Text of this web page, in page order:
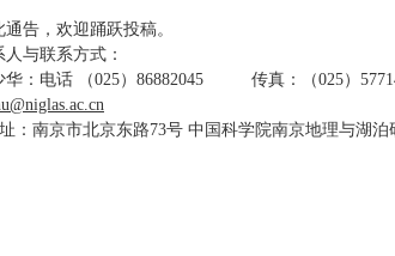
告，欢迎踊跃投稿。
与联系方式：
：电话 （025）86882045 传真：（025）
南京市北京东路73号 中国科学院南京地理与湖泊